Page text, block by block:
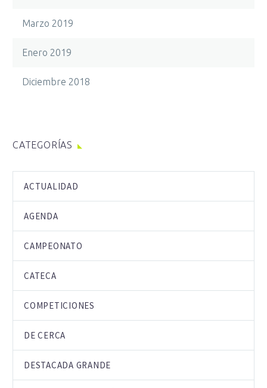
Marzo 2019
Enero 2019
Diciembre 2018
CATEGORÍAS
ACTUALIDAD
AGENDA
CAMPEONATO
CATECA
COMPETICIONES
DE CERCA
DESTACADA GRANDE